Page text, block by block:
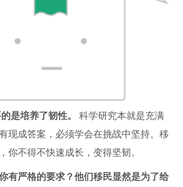
是培养了韧性。
科学研究本就是充满
现成答案，必须学会在挑战中坚持。移
你不得不快速成长，变得坚韧。
有严格的要求？他们移民显然是为了给